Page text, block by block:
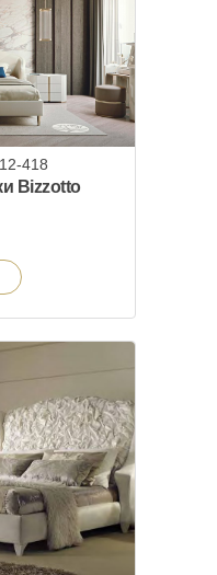
418
Bizzotto